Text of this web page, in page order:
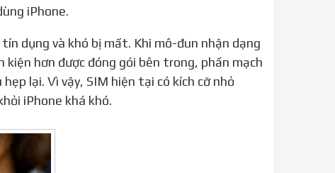
iPhone.
hơn được đóng gói bên trong, phần mạch
lại. Vì vậy, SIM hiện tại có kích cỡ nhỏ
iPhone khá khó.